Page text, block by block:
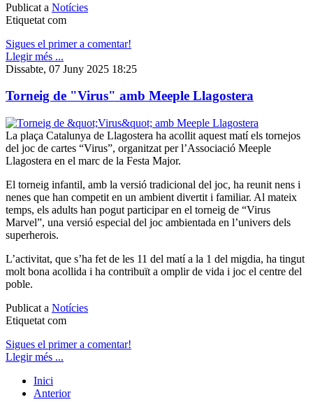
Publicat a Notícies
Etiquetat com
Sigues el primer a comentar!
Llegir més ...
Dissabte, 07 Juny 2025 18:25
Torneig de "Virus" amb Meeple Llagostera
La plaça Catalunya de Llagostera ha acollit aquest matí els tornejos
del joc de cartes “Virus”, organitzat per l’Associació Meeple
Llagostera en el marc de la Festa Major.
El torneig infantil, amb la versió tradicional del joc, ha reunit nens i
nenes que han competit en un ambient divertit i familiar. Al mateix
temps, els adults han pogut participar en el torneig de “Virus
Marvel”, una versió especial del joc ambientada en l’univers dels
superherois.
L’activitat, que s’ha fet de les 11 del matí a la 1 del migdia, ha tingut
molt bona acollida i ha contribuït a omplir de vida i joc el centre del
poble.
Publicat a Notícies
Etiquetat com
Sigues el primer a comentar!
Llegir més ...
Inici
Anterior